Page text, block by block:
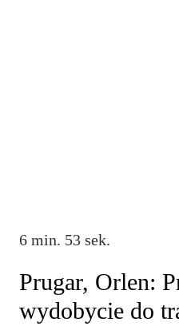
6 min. 53 sek.
Prugar, Orlen:
wydobycie do